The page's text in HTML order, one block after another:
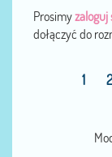
Prosimyzaloguj
dołączyć do
1